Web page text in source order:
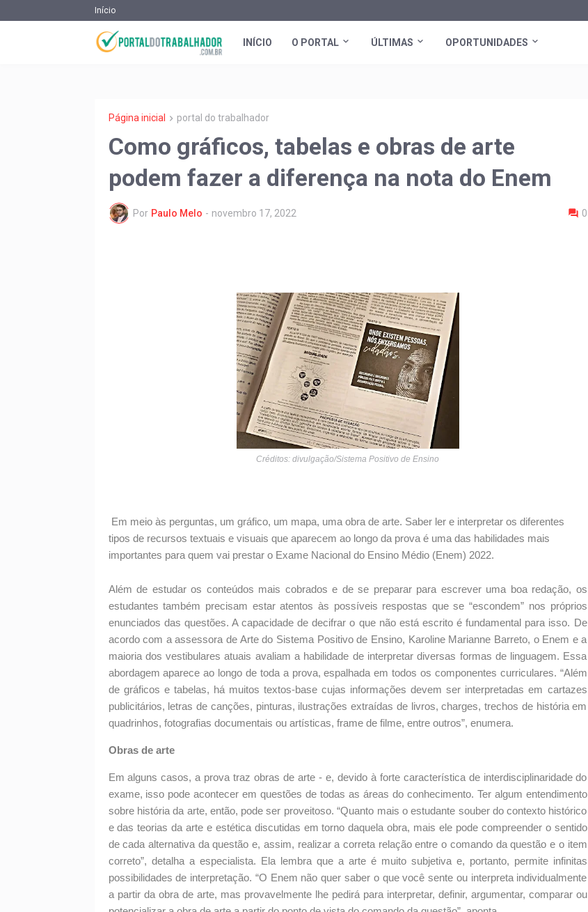
Início
INÍCIO O PORTAL ÚLTIMAS OPORTUNIDADES
Página inicial portal do trabalhador
Como gráficos, tabelas e obras de arte
podem fazer a diferença na nota do Enem
Por Paulo Melo - novembro 17, 2022 0
Créditos: divulgação/Sistema Positivo de Ensino
Em meio às perguntas, um gráfico, um mapa, uma obra de arte. Saber ler e interpretar os diferentes
tipos de recursos textuais e visuais que aparecem ao longo da prova é uma das habilidades mais
importantes para quem vai prestar o Exame Nacional do Ensino Médio (Enem) 2022.
Além de estudar os conteúdos mais cobrados e de se preparar para escrever uma boa redação, os
estudantes também precisam estar atentos às possíveis respostas que se “escondem” nos próprios
enunciados das questões. A capacidade de decifrar o que não está escrito é fundamental para isso. De
acordo com a assessora de Arte do Sistema Positivo de Ensino, Karoline Marianne Barreto, o Enem e a
maioria dos vestibulares atuais avaliam a habilidade de interpretar diversas formas de linguagem. Essa
abordagem aparece ao longo de toda a prova, espalhada em todos os componentes curriculares. “Além
de gráficos e tabelas, há muitos textos-base cujas informações devem ser interpretadas em cartazes
publicitários, letras de canções, pinturas, ilustrações extraídas de livros, charges, trechos de história em
quadrinhos, fotografias documentais ou artísticas, frame de filme, entre outros”, enumera.
Obras de arte
Em alguns casos, a prova traz obras de arte - e, devido à forte característica de interdisciplinaridade do
exame, isso pode acontecer em questões de todas as áreas do conhecimento. Ter algum entendimento
sobre história da arte, então, pode ser proveitoso. “Quanto mais o estudante souber do contexto histórico
e das teorias da arte e estética discutidas em torno daquela obra, mais ele pode compreender o sentido
de cada alternativa da questão e, assim, realizar a correta relação entre o comando da questão e o item
correto”, detalha a especialista. Ela lembra que a arte é muito subjetiva e, portanto, permite infinitas
possibilidades de interpretação. “O Enem não quer saber o que você sente ou interpreta individualmente
a partir da obra de arte, mas provavelmente lhe pedirá para interpretar, definir, argumentar, comparar ou